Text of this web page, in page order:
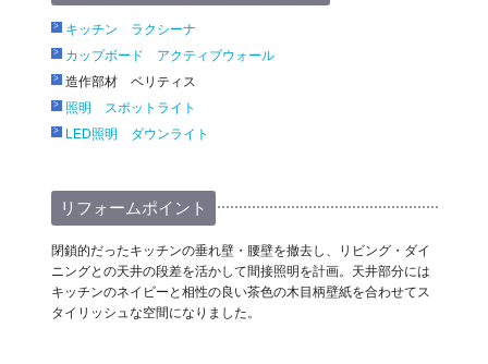
キッチン ラクシーナ
カップボード アクティブウォール
造作部材 ベリティス
照明 スポットライト
LED照明 ダウンライト
リフォームポイント
閉鎖的だったキッチンの垂れ壁・腰壁を撤去し、リビング・ダイ
ニングとの天井の段差を活かして間接照明を計画。天井部分には
キッチンのネイビーと相性の良い茶色の木目柄壁紙を合わせてス
タイリッシュな空間になりました。